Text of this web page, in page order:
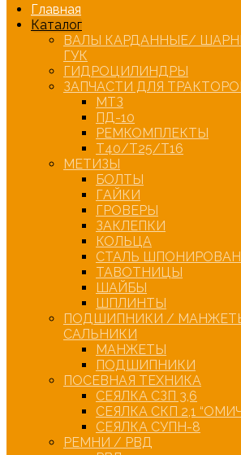
Главная
Каталог
ВАЛЫ КАРДАННЫЕ/
ГУК
ГИДРОЦИЛИНДРЫ
ЗАПЧАСТИ ДЛЯ
МТЗ
ПД-10
РЕМКОМПЛЕКТЫ
Т40/Т25/Т16
МЕТИЗЫ
БОЛТЫ
ГАЙКИ
ГРОВЕРЫ
ЗАКЛЕПКИ
КОЛЬЦА
СТАЛЬ
ТАВОТНИЦЫ
ШАЙБЫ
ШПЛИНТЫ
ПОДШИПНИКИ /
САЛЬНИКИ
МАНЖЕТЫ
ПОДШИПНИКИ
ПОСЕВНАЯ ТЕХНИКА
СЕЯЛКА СЗП 3,6
СЕЯЛКА СКП 2,1
СЕЯЛКА СУПН-8
РЕМНИ / РВД